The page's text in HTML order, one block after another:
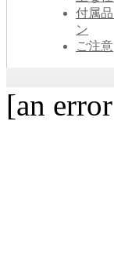
付属
ン
ご注意
[an